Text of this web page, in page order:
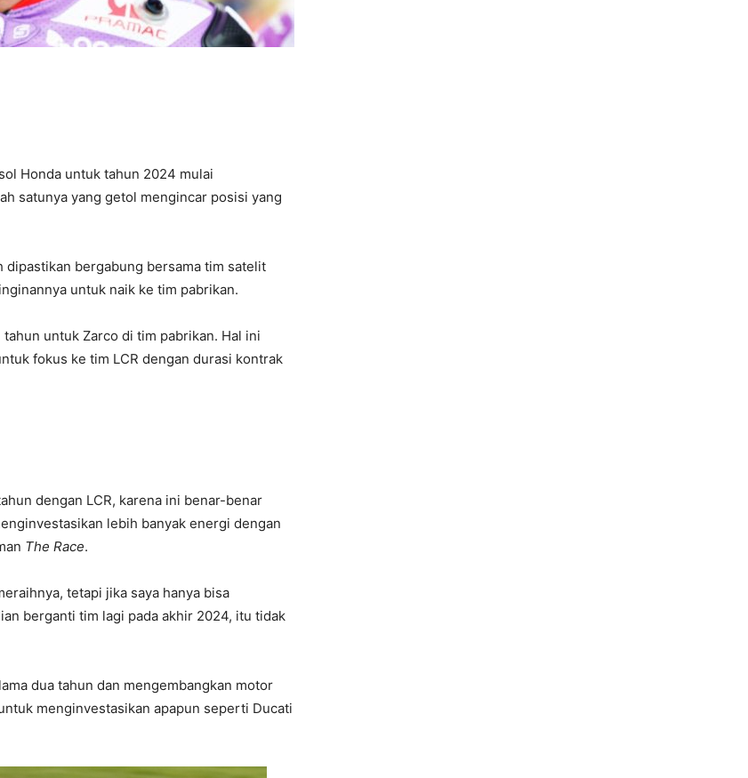
Honda untuk tahun 2024 mulai
satunya yang getol mengincar posisi yang
dipastikan bergabung bersama tim satelit
untuk naik ke tim pabrikan.
untuk Zarco di tim pabrikan. Hal ini
fokus ke tim LCR dengan durasi kontrak
dengan LCR, karena ini benar-benar
lebih banyak energi dengan
The Race.
tetapi jika saya hanya bisa
berganti tim lagi pada akhir 2024, itu tidak
dua tahun dan mengembangkan motor
menginvestasikan apapun seperti Ducati